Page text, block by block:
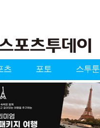
츠 포토 스투툰